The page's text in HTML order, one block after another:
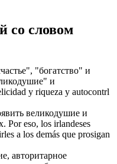
со словом
"богатство" и
" и
y riqueza y autocontrl
великодушие и
Por eso, los irlandeses
a los demás que prosigan
, авторитарное